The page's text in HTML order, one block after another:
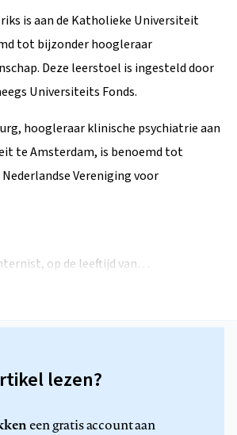
is aan de Katholieke Universiteit
tot bijzonder hoogleraar
Deze leerstoel is ingesteld door
Universiteits Fonds.
hoogleraar klinische psychiatrie aan
te Amsterdam, is benoemd tot
Vereniging voor
op de leeftijd van…
lezen?
een gratis account aan